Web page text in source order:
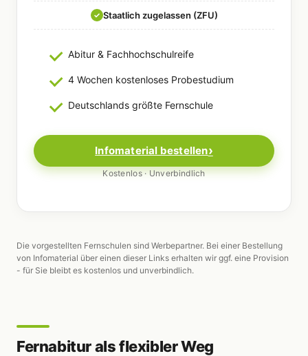
✓ Staatlich zugelassen (ZFU)
Abitur & Fachhochschulreife
4 Wochen kostenloses Probestudium
Deutschlands größte Fernschule
Infomaterial bestellen
Kostenlos · Unverbindlich
Die vorgestellten Fernschulen sind Werbepartner. Bei einer Bestellung
von Infomaterial über einen dieser Links erhalten wir ggf. eine Provision
- für Sie bleibt es kostenlos und unverbindlich.
Fernabitur als flexibler Weg